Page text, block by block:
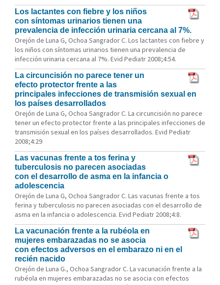
Los lactantes con fiebre y los niños
con síntomas urinarios tienen una
prevalencia de infección urinaria cercana al 7%.
Orejón de Luna G, Ochoa Sangrador C. Los lactantes con fiebre y
los niños con síntomas urinarios tienen una prevalencia de
infección urinaria cercana al 7%. Evid Pediatr 2008;4:54.
La circuncisión no parece tener un
efecto protector frente a las
principales infecciones de transmisión sexual en
los países desarrollados
Orejón de Luna G, Ochoa Sangrador C. La circuncisión no parece
tener un efecto protector frente a las principales infecciones de
transmisión sexual en los países desarrollados. Evid Pediatr
2008;4:29
Las vacunas frente a tos ferina y
tuberculosis no parecen asociadas
con el desarrollo de asma en la infancia o
adolescencia
Orejón de Luna G, Ochoa Sangrador C. Las vacunas frente a tos
ferina y tuberculosis no parecen asociadas con el desarrollo de
asma en la infancia o adolescencia. Evid Pediatr 2008;4:8.
La vacunación frente a la rubéola en
mujeres embarazadas no se asocia
con efectos adversos en el embarazo ni en el
recién nacido
Orejón de Luna G., Ochoa Sangrador C. La vacunación frente a la
rubéola en mujeres embarazadas no se asocia con efectos